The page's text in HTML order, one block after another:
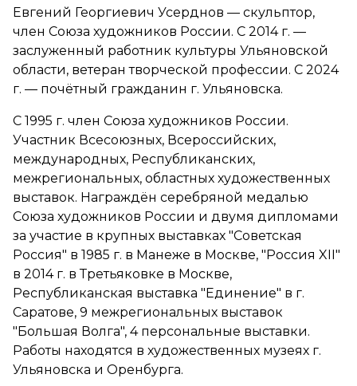
Евгений Георгиевич Усерднов — скульптор,
член Союза художников России. С 2014 г. —
заслуженный работник культуры Ульяновской
области, ветеран творческой профессии. С 2024
г. — почётный гражданин г. Ульяновска.
С 1995 г. член Союза художников России.
Участник Всесоюзных, Всероссийских,
международных, Республиканских,
межрегиональных, областных художественных
выставок. Награждён серебряной медалью
Союза художников России и двумя дипломами
за участие в крупных выставках "Советская
Россия" в 1985 г. в Манеже в Москве, "Россия XII"
в 2014 г. в Третьяковке в Москве,
Республиканская выставка "Единение" в г.
Саратове, 9 межрегиональных выставок
"Большая Волга", 4 персональные выставки.
Работы находятся в художественных музеях г.
Ульяновска и Оренбурга.